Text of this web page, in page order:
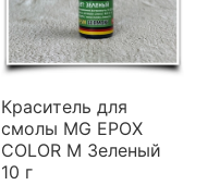
Краситель для
смолы MG EPOX
COLOR M Зеленый
10 г